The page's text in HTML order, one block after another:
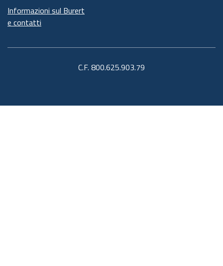
Informazioni sul Burert
e contatti
C.F. 800.625.903.79